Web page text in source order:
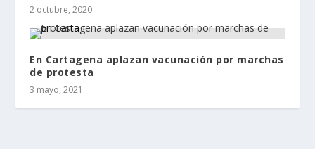
2 octubre, 2020
En Cartagena aplazan vacunación por marchas
de protesta
3 mayo, 2021